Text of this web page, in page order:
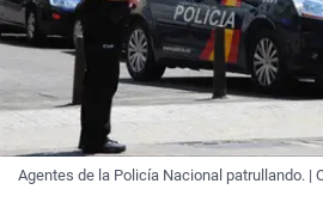
Agentes de la Policía Nacional patrullando. |